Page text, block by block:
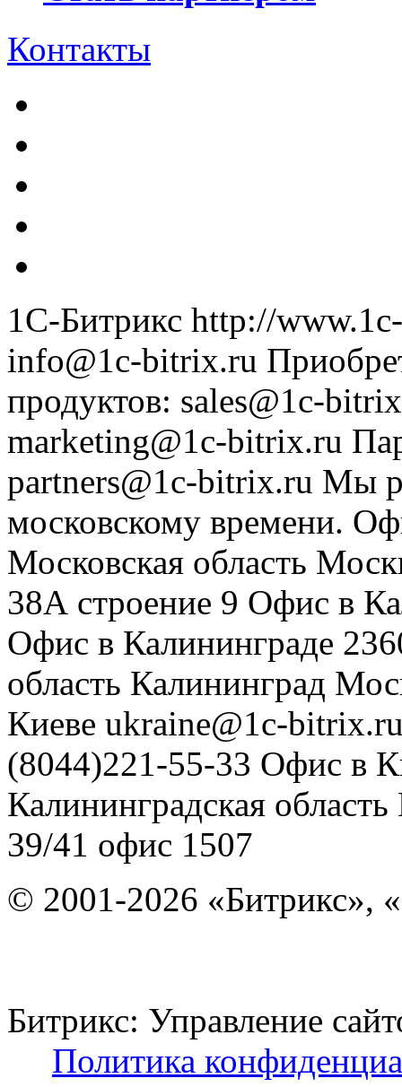
Контакты
1С-Битрикс http://
info@1c-bitrix.ru
продуктов: sales@1c-
marketing@1c-bitrix.ru
partners@1c-bitrix.ru Мы
московскому времени.
Московская область
38А строение 9 Офис в
Офис в Калининграде
область Калининград
Киеве ukraine@1c-
(8044)221-55-33 Офис в
Калининградская область
39/41 офис 1507
© 2001-2026 «Битрикс»,
Битрикс: Управление
Политика